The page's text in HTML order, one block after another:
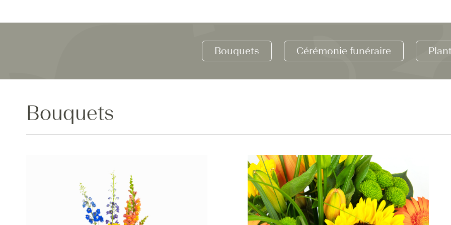
Bouquets Cérémonie funéraire
Bouquets